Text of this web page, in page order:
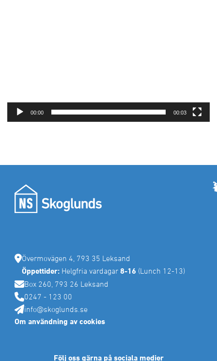
00:00 00:03
Övermovägen 4, 793 35 Leksand
Öppettider: Helgfria vardagar 8-16 (Lunch 12-13)
Box 260, 793 26 Leksand
0247 - 123 00
info@skoglunds.se
Om användning av cookies
Följ oss gärna på sociala medier